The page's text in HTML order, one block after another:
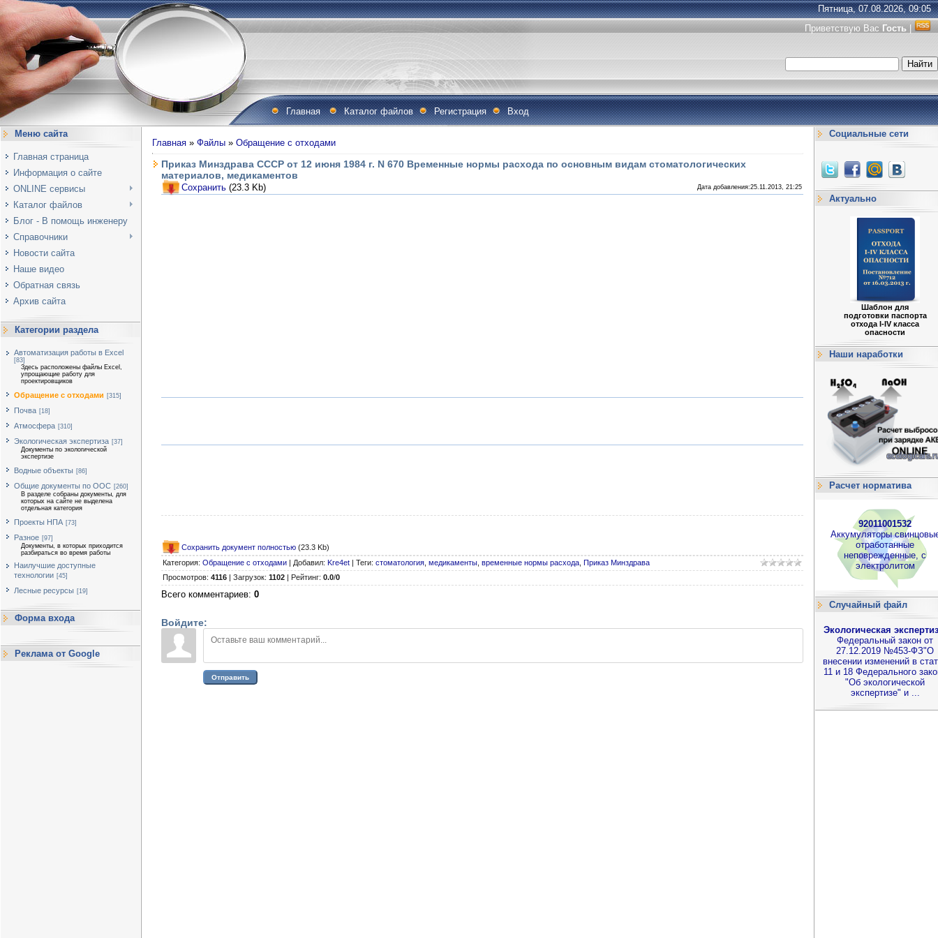
Пятница, 07.08.2026, 09:05
Приветствую Вас Гость
Главная Каталог файлов Регистрация Вход
Меню сайта
Главная страница
Информация о сайте
ONLINE сервисы
Каталог файлов
Блог - В помощь инженеру
Справочники
Новости сайта
Наше видео
Обратная связь
Архив сайта
Категории раздела
Автоматизация работы в Excel
[83]
Здесь расположены файлы Excel,
упрощающие работу для
проектировщиков
Обращение с отходами [315]
Почва [18]
Атмосфера [310]
Экологическая экспертиза [37]
Документы по экологической
экспертизе
Водные объекты [86]
Общие документы по ООС [260]
В разделе собраны документы, для
которых на сайте не выделена
отдельная категория
Проекты НПА [73]
Разное [97]
Документы, в которых приходится
разбираться во время работы
Наилучшие доступные
технологии [45]
Лесные ресурсы [19]
Форма входа
Реклама от Google
Главная » Файлы » Обращение с отходами
Приказ Минздрава СССР от 12 июня 1984 г. N 670 Временные нормы расхода по основным видам стоматологических
материалов, медикаментов
Сохранить (23.3 Kb) Дата добавления:25.11.2013, 21:25
Сохранить документ полностью (23.3 Kb)
Категория: Обращение с отходами Добавил: Kre4et Теги: стоматология медикаменты временные нормы расхода
Приказ Минздрава
Просмотров: 4116 Загрузок: 1102 Рейтинг: 0.0/0
Всего комментариев: 0
Войдите:
Отправить
Социальные сети
Актуально
Шаблон для
подготовки паспорта
отхода I-IV класса
опасности
Наши наработки
Расчет норматива
92011001532
Аккумуляторы
отработанные
неповрежденные, с
электролитом
Случайный файл
Экологическая
Федеральный закон от
27.12.2019 №453-ФЗ"О
внесении изменений в
11 и 18 Федерального
"Об экологической
экспертизе" и ...